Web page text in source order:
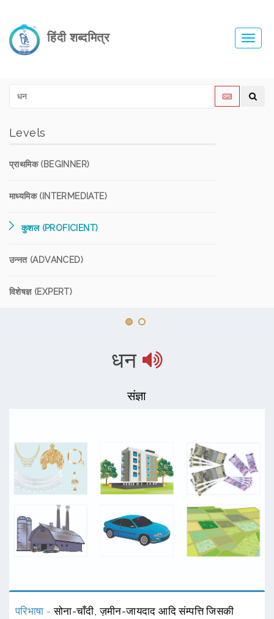
हिंदी शब्दमित्र
Levels
प्राथमिक (BEGINNER)
माध्यमिक (INTERMEDIATE)
कुशल (PROFICIENT)
उन्नत (ADVANCED)
विशेषज्ञ (EXPERT)
धन
संज्ञा
परिभाषा -सोना-चाँदी, ज़मीन-जायदाद आदि संम्पत्ति जिसकी